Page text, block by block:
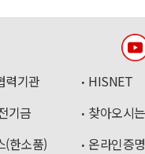
력기관
HISNET
기금
찾아오시
(한소품)
온라인증